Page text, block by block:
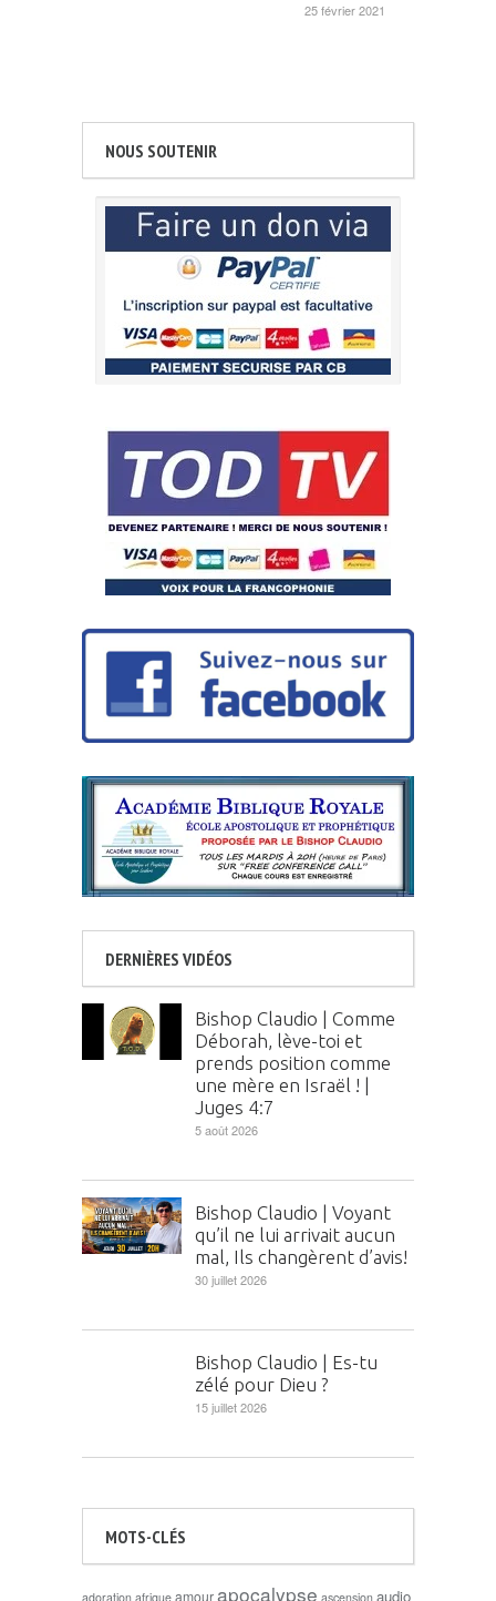
25 février 2021
NOUS SOUTENIR
DERNIÈRES VIDÉOS
Bishop Claudio | Comme
Déborah, lève-toi et
prends position comme
une mère en Israël ! |
Juges 4:7
5 août 2026
Bishop Claudio | Voyant
qu’il ne lui arrivait aucun
mal, Ils changèrent d’avis!
30 juillet 2026
Bishop Claudio | Es-tu
zélé pour Dieu ?
15 juillet 2026
MOTS-CLÉS
adoration afrique amourapocalypse ascension audio